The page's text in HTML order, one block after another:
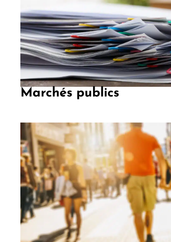
Marchés publics